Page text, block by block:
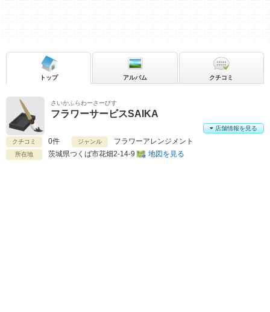
さいかふらわーさーびす
フラワーサービスSAIKA
クチコミ 0件 ジャンル フラワーアレンジメント
所在地 茨城県つくば市花畑2-14-9 地図を見る
店舗情報を見る
トップ アルバム クチコミ